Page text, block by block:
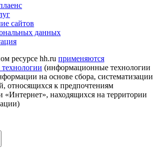
сайтов
данных
ресурсе hh.ru применяются
(информационные технологии
на основе сбора, систематизации
относящихся к предпочтениям
«Интернет», находящихся на территории